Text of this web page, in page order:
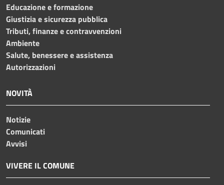
Educazione e formazione
Giustizia e sicurezza pubblica
Tributi, finanze e contravvenzioni
Ambiente
Salute, benessere e assistenza
Autorizzazioni
NOVITÀ
Notizie
Comunicati
Avvisi
VIVERE IL COMUNE